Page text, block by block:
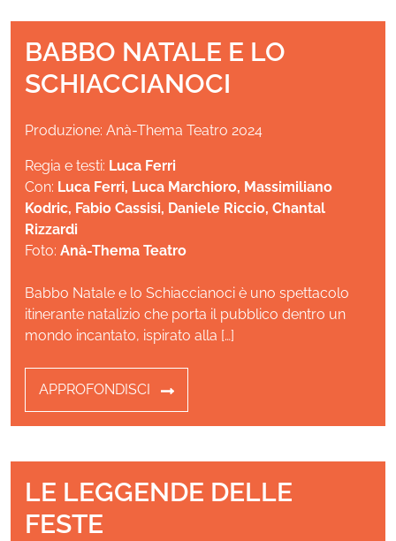
BABBO NATALE E LO
SCHIACCIANOCI
Produzione: Anà-Thema Teatro 2024
Regia e testi: Luca Ferri
Con: Luca Ferri, Luca Marchioro, Massimiliano
Kodric, Fabio Cassisi, Daniele Riccio, Chantal
Rizzardi
Foto: Anà-Thema Teatro
Babbo Natale e lo Schiaccianoci è uno spettacolo
itinerante natalizio che porta il pubblico dentro un
mondo incantato, ispirato alla […]
APPROFONDISCI
LE LEGGENDE DELLE
FESTE